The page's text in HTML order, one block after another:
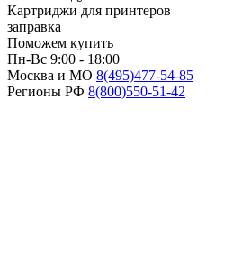
Картриджи для принтеров
заправка
Поможем купить
Пн-Вс 9:00 - 18:00
Москва и МО 8(495)477-54-85
Регионы РФ 8(800)550-51-42